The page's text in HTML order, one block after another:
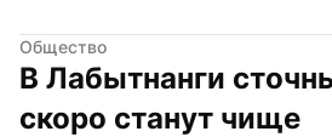
Общество
В Лабытнанги
скоро станут чище